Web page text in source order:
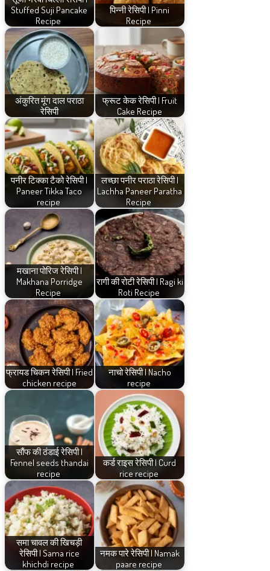
Stuffed Suji Pancake
Recipe
पिन्नी रेसिपी | Pinni
Recipe
अंकुरित मूंग दाल पराठा
रेसिपी
फ्रूट केक रेसिपी | Fruit
Cake Recipe
पनीर टिक्का टैको रेसिपी |
Paneer Tikka Taco
recipe
लच्छा पनीर पराठा रेसिपी |
Lachha Paneer Paratha
Recipe
मखाना पोरिज रेसिपी |
Makhana Porridge
Recipe
रागी की रोटी रेसिपी | Ragi ki
Roti Recipe
फ्रायड चिकन रेसिपी | Fried
chicken recipe
नाचो रेसिपी | Nacho
recipe
सौंफ की ठंडाई रेसिपी |
Fennel seeds thandai
recipe
कर्ड राइस रेसिपी | Curd
rice recipe
समा चावल की खिचड़ी
रेसिपी | Sama rice
khichdi recipe
नमक पारे रेसिपी | Namak
paare recipe